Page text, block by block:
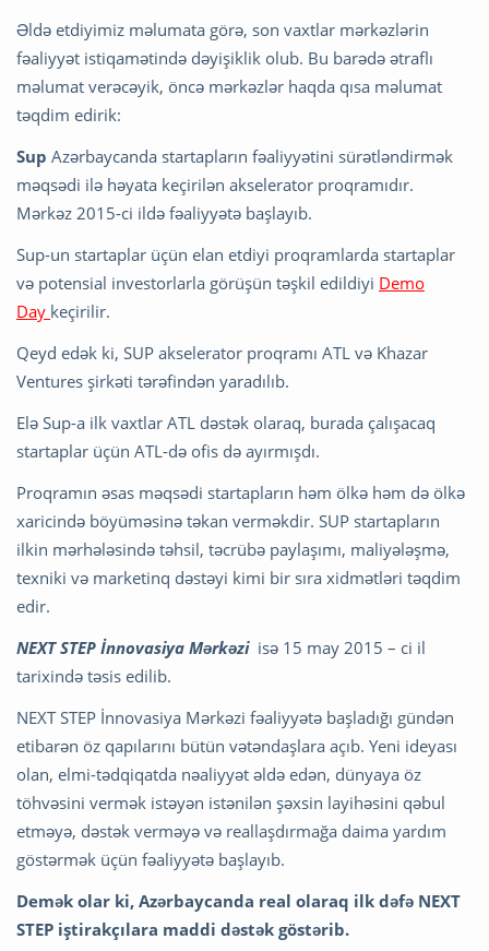
Əldə etdiyimiz məlumata görə, son vaxtlar mərkəzlərin
fəaliyyət istiqamətində dəyişiklik olub. Bu barədə ətraflı
məlumat verəcəyik, öncə mərkəzlər haqda qısa məlumat
təqdim edirik:
Sup Azərbaycanda startapların fəaliyyətini sürətləndirmək
məqsədi ilə həyata keçirilən akselerator proqramıdır.
Mərkəz 2015-ci ildə fəaliyyətə başlayıb.
Sup-un startaplar üçün elan etdiyi proqramlarda startaplar
və potensial investorlarla görüşün təşkil edildiyi Demo
Day keçirilir.
Qeyd edək ki, SUP akselerator proqramı ATL və Khazar
Ventures şirkəti tərəfindən yaradılıb.
Elə Sup-a ilk vaxtlar ATL dəstək olaraq, burada çalışacaq
startaplar üçün ATL-də ofis də ayırmışdı.
Proqramın əsas məqsədi startapların həm ölkə həm də ölkə
xaricində böyüməsinə təkan verməkdir. SUP startapların
ilkin mərhələsində təhsil, təcrübə paylaşımı, maliyələşmə,
texniki və marketinq dəstəyi kimi bir sıra xidmətləri təqdim
edir.
NEXT STEP İnnovasiya Mərkəziisə 15 may 2015 – ci il
tarixində təsis edilib.
NEXT STEP İnnovasiya Mərkəzi fəaliyyətə başladığı gündən
etibarən öz qapılarını bütün vətəndaşlara açıb. Yeni ideyası
olan, elmi-tədqiqatda nəaliyyət əldə edən, dünyaya öz
töhvəsini vermək istəyən istənilən şəxsin layihəsini qəbul
etməyə, dəstək verməyə və reallaşdırmağa daima yardım
göstərmək üçün fəaliyyətə başlayıb.
Demək olar ki, Azərbaycanda real olaraq ilk dəfə NEXT
STEP iştirakçılara maddi dəstək göstərib.